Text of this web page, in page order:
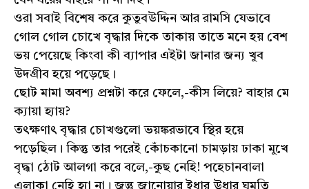
ওরা সবাই বিশেষ করে কুতুবউদ্দিন আর রামসি যেভাবে
গোল গোল চোখে বৃদ্ধার দিকে তাকায় তাতে মনে হয় বেশ
ভয় পেয়েছে কিংবা কী ব্যাপার এইটা জানার জন্য খুব
উদগ্রীব হয়ে পড়েছে।
ছোট মামা অবশ্য প্রশ্নটা করে ফেলে,-কীস লিয়ে? বাহার মে
ক্যায়া হ্যায়?
তৎক্ষণাৎ বৃদ্ধার চোখগুলো ভয়ঙ্করভাবে স্থির হয়ে
পড়েছিল। কিন্তু তার পরেই কোঁচকানো চামড়ায় ঢাকা মুখে
বৃদ্ধা ঠোট আলগা করে বলে,-কুছ নেহি! পহেচানবালা
এলাকা নেহি হ্যা না। জন্তু জানোয়ার ইধার উধার ঘুমতি